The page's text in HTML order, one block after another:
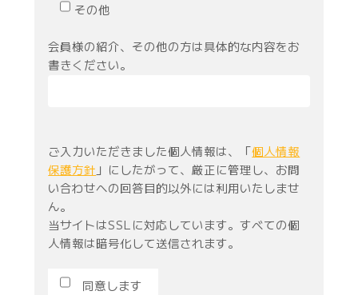
その他
会員様の紹介、その他の方は具体的な内容をお
書きください。
ご入力いただきました個人情報は、「個人情報
保護方針 」にしたがって、厳正に管理し、お問
い合わせへの回答目的以外には利用いたしませ
ん。
当サイトはSSLに対応しています。すべての個
人情報は暗号化して送信されます。
同意します